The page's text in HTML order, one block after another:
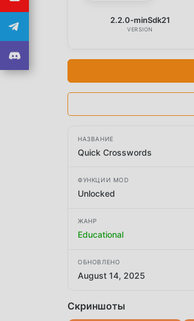
2.2.0-minSdk21
VERSION
НАЗВАНИЕ
Quick Crosswords
ФУНКЦИИ MOD
Unlocked
ЖАНР
Educational
ОБНОВЛЕНО
August 14, 2025
Скриншоты